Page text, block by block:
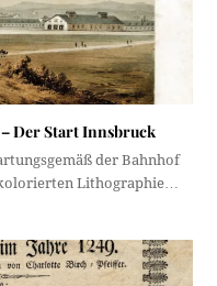
Der Start Innsbruck
der Bahnhof
Lithographie…